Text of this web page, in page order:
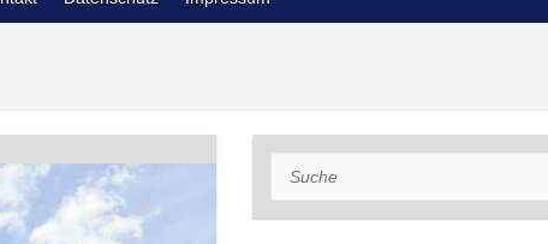
Suche